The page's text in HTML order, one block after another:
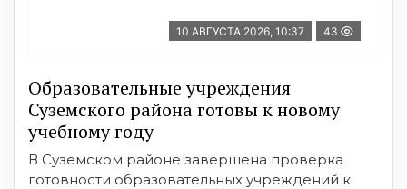
10 АВГУСТА 2026, 10:37 43
Образовательные учреждения
Суземского района готовы к новому
учебному году
В Суземском районе завершена проверка
готовности образовательных учреждений к